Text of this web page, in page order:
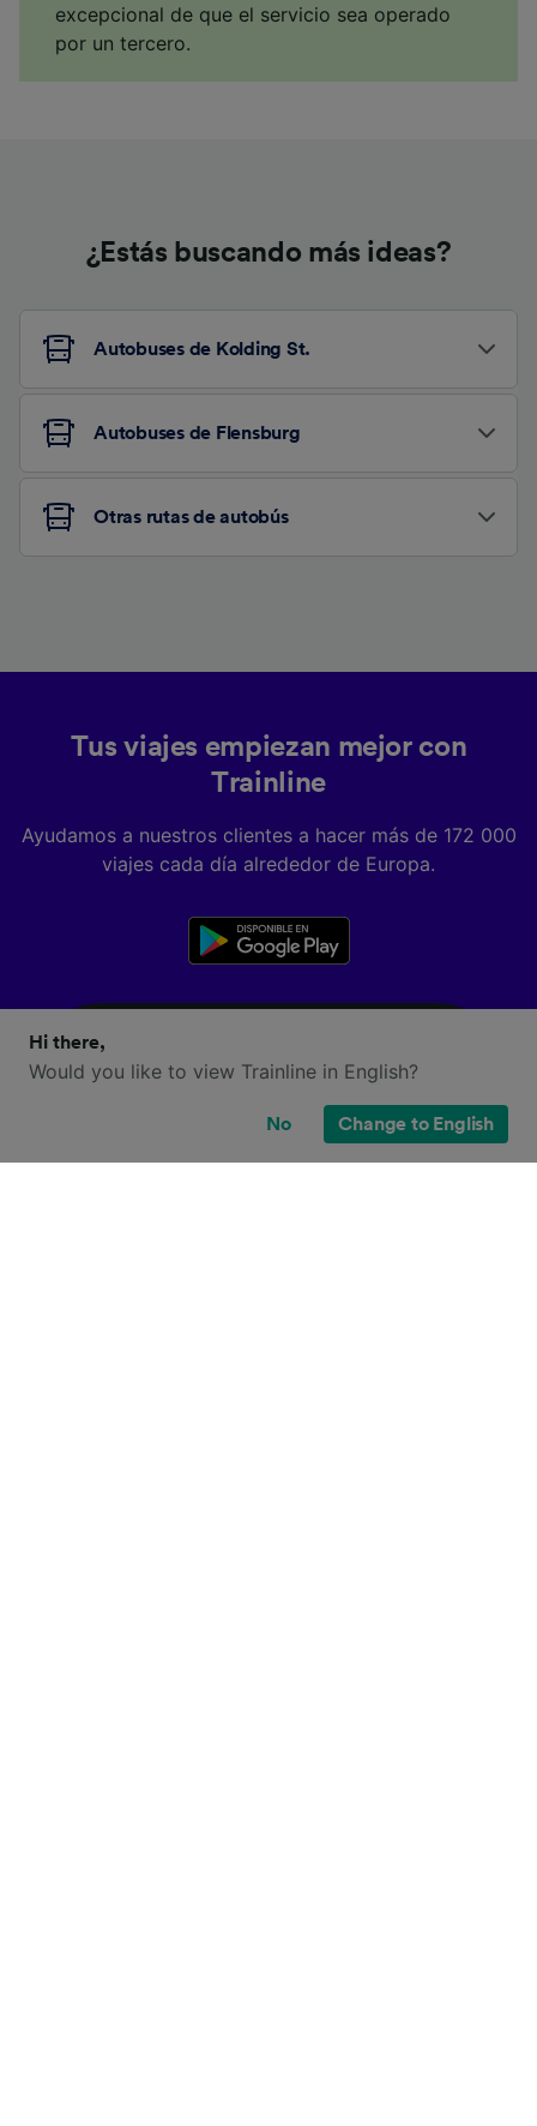
excepcional de que el servicio sea operado
por un tercero.
¿Estás buscando más ideas?
Autobuses de Kolding St.
Autobuses de Flensburg
Otras rutas de autobús
Tus viajes empiezan mejor con
Trainline
Ayudamos a nuestros clientes a hacer más de 172 000
viajes cada día alrededor de Europa.
Hi there,
Would you like to view Trainline in English?
No Change to English